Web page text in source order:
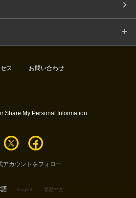
ス お問い合わせ
Share My Personal Information
アカウントをフォロー
語 English 繁體中文